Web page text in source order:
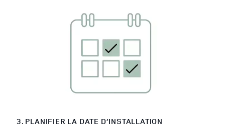
3. PLANIFIER LA DATE D’INSTALLATION